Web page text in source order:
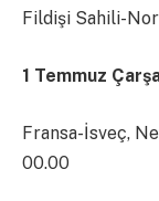
Fildişi Sahili-
1 Temmuz
Fransa-İsveç,
00.00